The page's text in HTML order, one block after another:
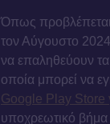
Όπως προβλέπεται
τον Αύγουστο
να επαληθεύουν τα
οποία μπορεί να
Google Play Store
υποχρεωτικό βήμα